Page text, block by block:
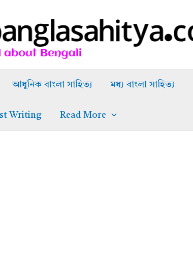
আধুনিক বাংলা সাহিত্য মধ্য বাংলা সাহিত্য
Writing Read More